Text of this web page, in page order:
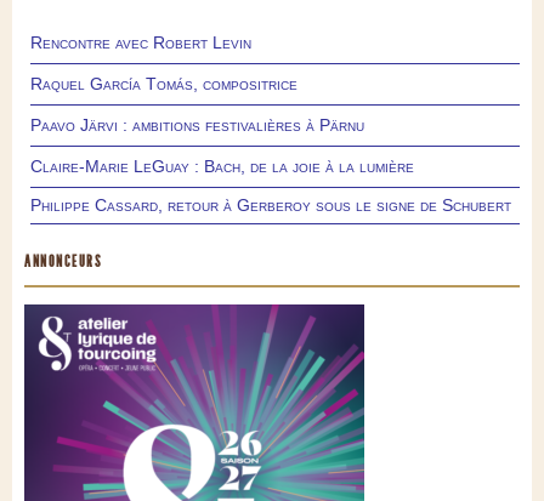
Rencontre avec Robert Levin
Raquel García Tomás, compositrice
Paavo Järvi : ambitions festivalières à Pärnu
Claire-Marie LeGuay : Bach, de la joie à la lumière
Philippe Cassard, retour à Gerberoy sous le signe de Schubert
ANNONCEURS